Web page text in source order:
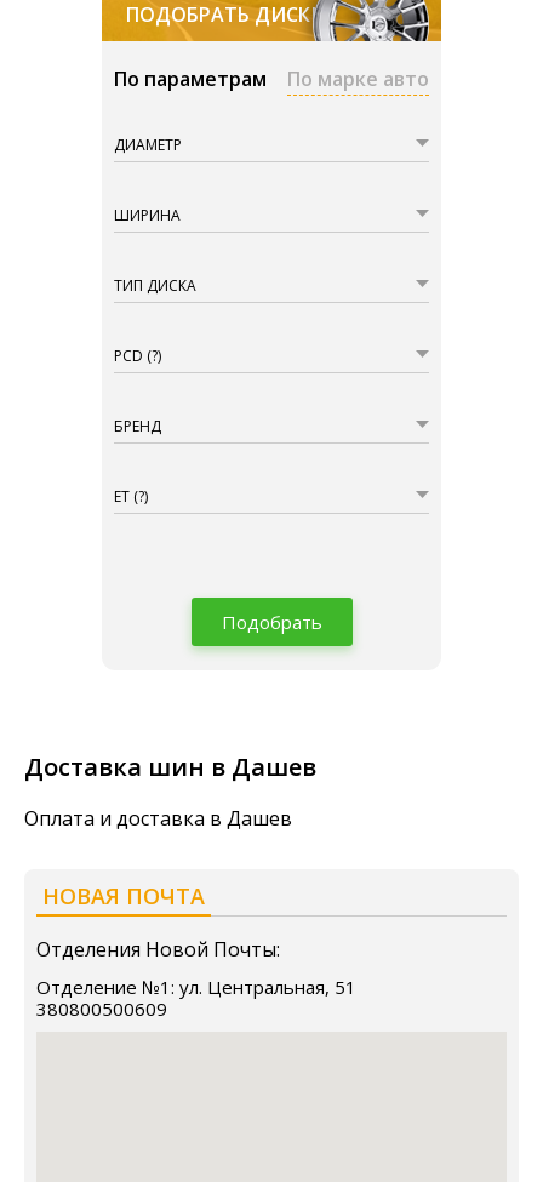
ПОДОБРАТЬ ДИСКИ
По параметрам По марке авто
ДИАМЕТР
ШИРИНА
ТИП ДИСКА
PCD (?)
БРЕНД
ET (?)
Подобрать
Доставка шин в Дашев
Оплата и доставка в Дашев
НОВАЯ ПОЧТА
Отделения Новой Почты:
Отделение №1: ул. Центральная, 51
380800500609